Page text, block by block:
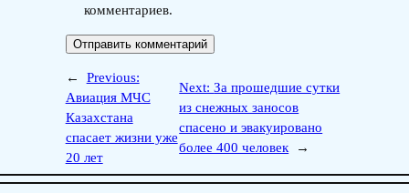
комментариев.
←
Previous:
Авиация МЧС
Казахстана
спасает жизни уже
20 лет
Next:За прошедшие сутки
из снежных заносов
спасено и эвакуировано
более 400 человек
→